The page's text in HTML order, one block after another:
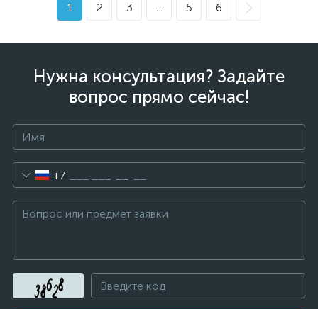
1 2 3 ... 5 6
Нужна консультация? Задайте
вопрос прямо сейчас!
+7